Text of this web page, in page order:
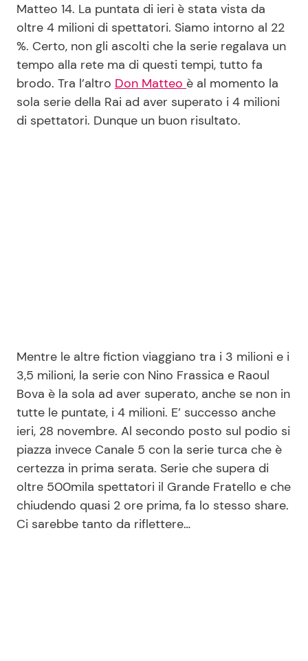
News benessere
Salute
Viaggi e Turismo
Primi Piatti
Ricette Facili e Veloci
Ricette Feste
Redazione
Contattaci
Pubblicità
Privacy Policy
Matteo 14. La puntata di ieri è stata vista da
oltre 4 milioni di spettatori. Siamo intorno al 22
%. Certo, non gli ascolti che la serie regalava un
tempo alla rete ma di questi tempi, tutto fa
brodo. Tra l’altro Don Matteo è al momento la
sola serie della Rai ad aver superato i 4 milioni
di spettatori. Dunque un buon risultato.
Mentre le altre fiction viaggiano tra i 3 milioni e i
3,5 milioni, la serie con Nino Frassica e Raoul
Bova è la sola ad aver superato, anche se non in
tutte le puntate, i 4 milioni. E’ successo anche
ieri, 28 novembre. Al secondo posto sul podio si
piazza invece Canale 5 con la serie turca che è
certezza in prima serata. Serie che supera di
oltre 500mila spettatori il Grande Fratello e che
chiudendo quasi 2 ore prima, fa lo stesso share.
Ci sarebbe tanto da riflettere…